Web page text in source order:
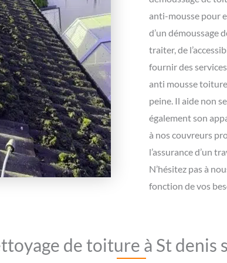
anti-mousse pour
d’un démoussage
traiter, de
fournir des
anti mousse
peine. Il aide non
également son
à nos couvreurs
l’assurance d’un
N’hésitez pas à
fonction de vos
de toiture à St denis